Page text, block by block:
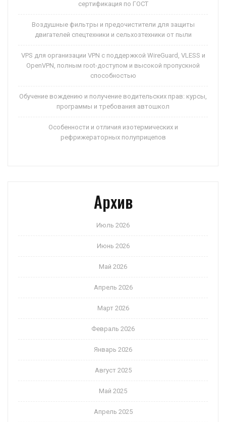
сертификация по ГОСТ
Воздушные фильтры и предочистители для защиты
двигателей спецтехники и сельхозтехники от пыли
VPS для организации VPN с поддержкой WireGuard, VLESS и
OpenVPN, полным root-доступом и высокой пропускной
способностью
Обучение вождению и получение водительских прав: курсы,
программы и требования автошкол
Особенности и отличия изотермических и
рефрижераторных полуприцепов
Архив
Июль 2026
Июнь 2026
Май 2026
Апрель 2026
Март 2026
Февраль 2026
Январь 2026
Август 2025
Май 2025
Апрель 2025